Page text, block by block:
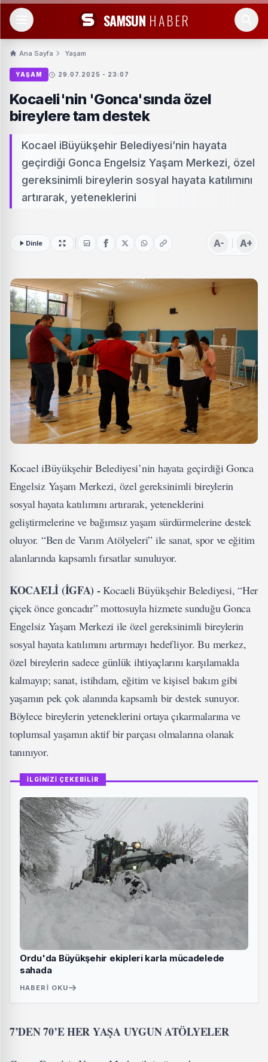
SAMSUN HABER
Ana Sayfa Yaşam
YAŞAM 29.07.2025 - 23:07
Kocaeli'nin 'Gonca'sında özel
bireylere tam destek
Kocael iBüyükşehir Belediyesi’nin hayata
geçirdiği Gonca Engelsiz Yaşam Merkezi, özel
gereksinimli bireylerin sosyal hayata katılımını
artırarak, yeteneklerini
Dinle A- A+
Kocael iBüyükşehir Belediyesi’nin hayata geçirdiği Gonca
Engelsiz Yaşam Merkezi, özel gereksinimli bireylerin
sosyal hayata katılımını artırarak, yeteneklerini
geliştirmelerine ve bağımsız yaşam sürdürmelerine destek
oluyor. “Ben de Varım Atölyeleri” ile sanat, spor ve eğitim
alanlarında kapsamlı fırsatlar sunuluyor.
KOCAELİ (İGFA) -Kocaeli Büyükşehir Belediyesi, “Her
çiçek önce goncadır” mottosuyla hizmete sunduğu Gonca
Engelsiz Yaşam Merkezi ile özel gereksinimli bireylerin
sosyal hayata katılımını artırmayı hedefliyor. Bu merkez,
özel bireylerin sadece günlük ihtiyaçlarını karşılamakla
kalmayıp; sanat, istihdam, eğitim ve kişisel bakım gibi
yaşamın pek çok alanında kapsamlı bir destek sunuyor.
Böylece bireylerin yeteneklerini ortaya çıkarmalarına ve
toplumsal yaşamın aktif bir parçası olmalarına olanak
tanınıyor.
İLGİNİZİ ÇEKEBİLİR
Ordu'da Büyükşehir ekipleri karla mücadelede
sahada
HABERI OKU
7’DEN 70’E HER YAŞA UYGUN ATÖLYELER